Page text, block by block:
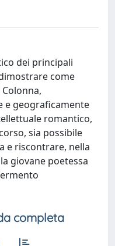
dei principali
come
e geograficamente
romantico,
sia possibile
e riscontrare, nella
giovane poetessa
completa